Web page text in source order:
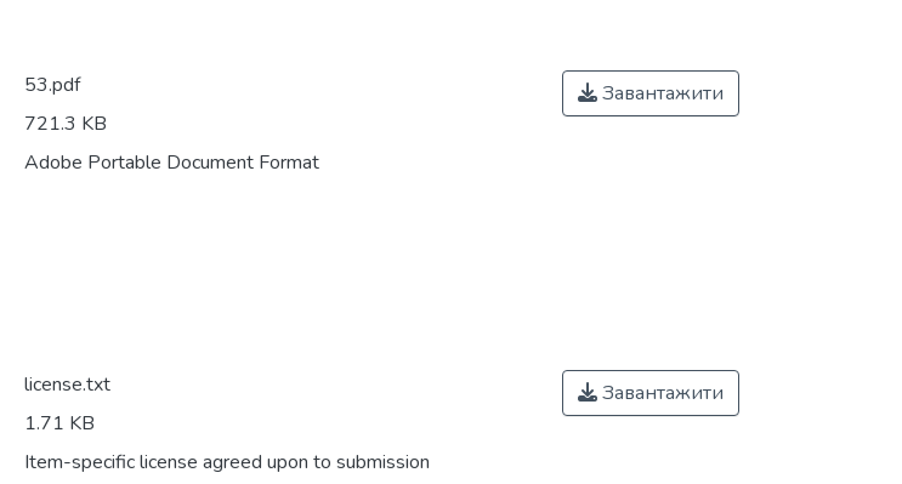
53.pdf
721.3 KB
Adobe Portable Document Format
Завантажити
license.txt
1.71 KB
Item-specific license agreed upon to submission
Завантажити